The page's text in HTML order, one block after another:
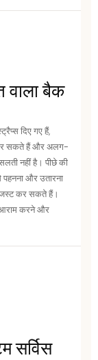
वाला बैक
दिए गए हैं,
सकते हैं और अलग-
नहीं है। पीछे की
और उतारना
कर सकते हैं।
आराम करने और
सर्विस